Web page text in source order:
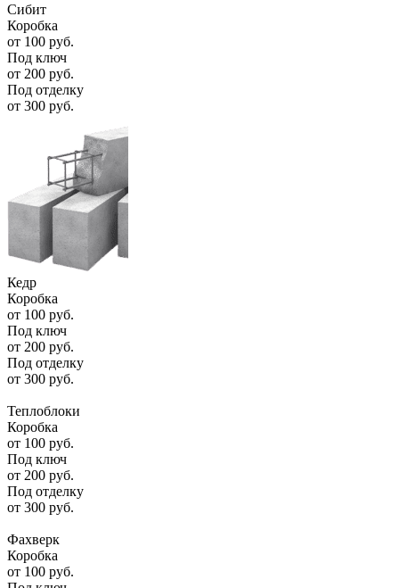
Сибит
Коробка
от 100 руб.
Под ключ
от 200 руб.
Под отделку
от 300 руб.
Кедр
Коробка
от 100 руб.
Под ключ
от 200 руб.
Под отделку
от 300 руб.
Теплоблоки
Коробка
от 100 руб.
Под ключ
от 200 руб.
Под отделку
от 300 руб.
Фахверк
Коробка
от 100 руб.